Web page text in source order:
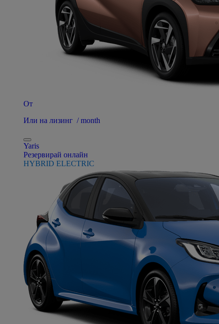
От
Или на лизинг / month
Yaris
Резервирай онлайн
HYBRID ELECTRIC